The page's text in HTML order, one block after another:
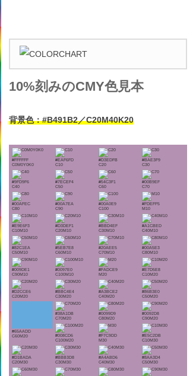
10%刻みのCMY色見本
背景色：#B491B2／C20M40K20
#FFFFFF
C0M0Y0K0
#EAF6FD
C10
#D3EDFB
C20
#BAE3F9
C30
#9FD9F6
C40
#7ECEF4
C50
#54C3F1
C60
#00B9EF
C70
#00AFEC
C80
#00A7EA
C90
#00A0E9
C100
#FDEFF5
M10
#E9E6F3
C10M10
#D3DEF1
C20M10
#BBD4EF
C30M10
#A1CBED
C40M10
#82C1EA
C50M10
#5EB7E8
C60M10
#20AEE5
C70M10
#00A5E3
C80M10
#009DE1
C90M10
#0097E0
C100M10
#FADCE9
M20
#E7D5E8
C10M20
#D2CCE6
C20M20
#BBC4E4
C30M20
#A3BCE2
C40M20
#86B3E0
C50M20
#65AADD
C60M20
#38A1DB
C70M20
#0099D9
C80M20
#0092D8
C90M20
#008CD6
C100M20
#F7C9DD
M30
#E5C2DB
C10M30
#D1BADA
C20M30
#BBB3D8
C30M30
#A4ABD6
C40M30
#8AA3D4
C50M30